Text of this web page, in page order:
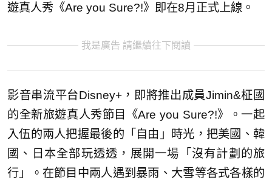
遊真人秀《Are you Sure?!》即在8月正式上線。
我是廣告 請繼續往下閱讀
影音串流平台Disney+，即將推出成員Jimin&柾國
的全新旅遊真人秀節目《Are you Sure?!》。一起
入伍的兩人把握最後的「自由」時光，把美國、韓
國、日本全部玩透透，展開一場「沒有計劃的旅
行」。在節目中兩人遇到暴雨、大雪等各式各樣的